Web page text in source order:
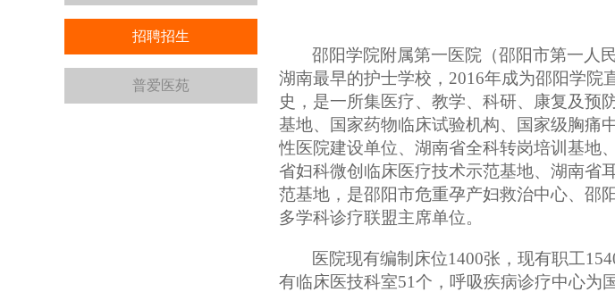
招聘招生
普爱医苑
邵阳学院附属第一医院（邵阳市第一人
湖南最早的护士学校， 2016年成为邵阳学院
史，是一所集医疗、教学、科研、康复及预
基地、国家药物临床试验机构、国家级胸痛中
性医院建设单位、 湖南省全科转岗培训基地
省妇科微创临床医疗技术示范基地、湖南省
范基地 ，是邵阳市危重孕产妇救治中心、邵
多学科诊疗联盟主席单位。
医院现有编制床位1400张，现有职工
有临床医技科室51个，呼吸疾病诊疗中心为